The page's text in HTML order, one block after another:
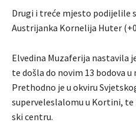
Drugi i treće mjesto podijelile
Austrijanka Kornelija Huter
Elvedina Muzaferija nastavila
te došla do novim 13 bodova
Prethodno je u okviru
superveleslalomu u Kortini, te
ski centru.